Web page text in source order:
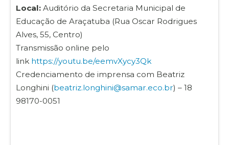
Local: Auditório da Secretaria Municipal de
Educação de Araçatuba (Rua Oscar Rodrigues
Alves, 55, Centro)
Transmissão online pelo
link https://youtu.be/eemvXycy3Qk
Credenciamento de imprensa com Beatriz
Longhini (beatriz.longhini@samar.eco.br) – 18
98170-0051